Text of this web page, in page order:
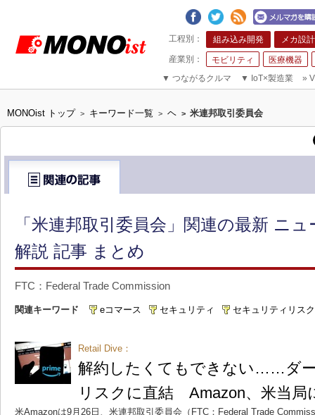
組み込み開発 メカ設計
モビリティ
医療機器
▼ つながるクルマ ▼ IoT×製造業 »
MONOist トップ > キーワード一覧 > ヘ > 米連邦取引委員会
「米連邦取引委員会」関連の最新 ニ
解説 記事 まとめ
FTC：Federal Trade Commission
関連キーワード eコマース セキュリティ セキュリティリスク
Retail Dive：
解約したくてもできない……ダ
リスクに直結 Amazon、米当局
米Amazonは9月26日、米連邦取引委員会（FTC：Federal Trade